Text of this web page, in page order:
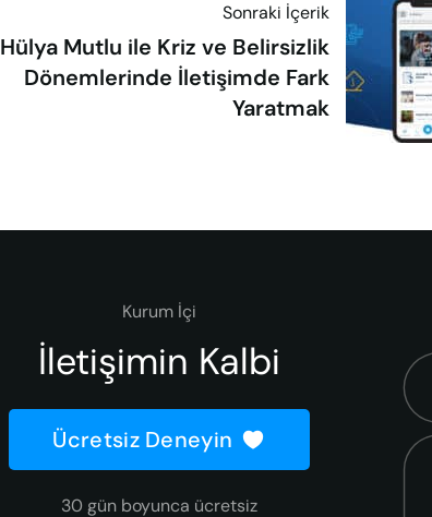
Sonraki İçerik
Hülya Mutlu ile Kriz ve Belirsizlik
Dönemlerinde İletişimde Fark
Yaratmak
Kurum İçi
İletişimin Kalbi
Ücretsiz Deneyin
30 gün boyunca ücretsiz